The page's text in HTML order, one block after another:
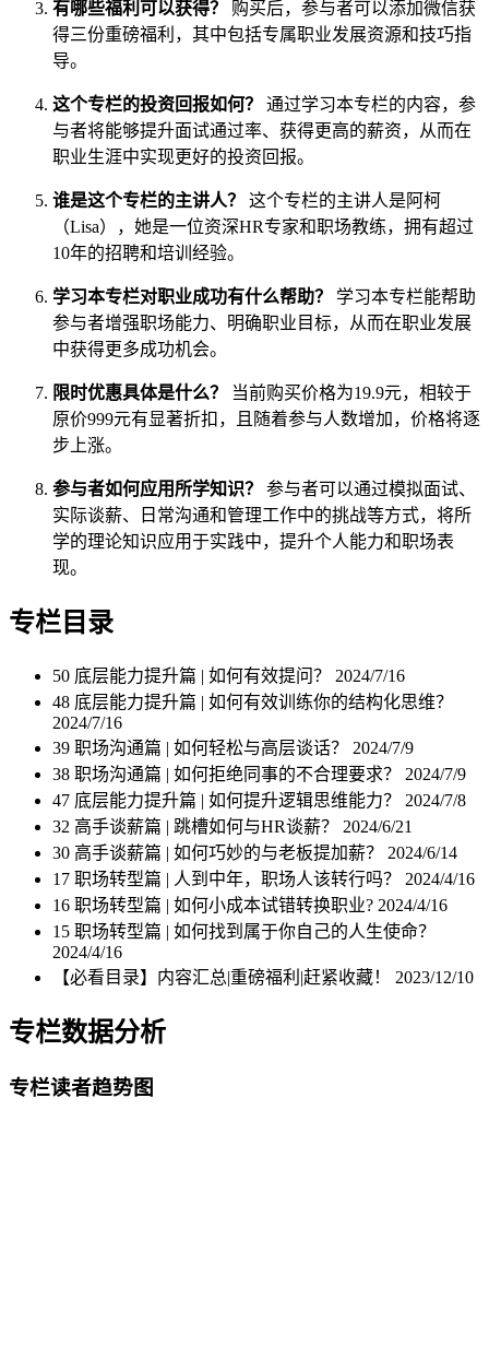
有哪些福利可以获得？
购买后，参与者可以添加微信获
得三份重磅福利，其中包括专属职业发展资源和技巧指
导。
这个专栏的投资回报如何？
通过学习本专栏的内容，参
与者将能够提升面试通过率、获得更高的薪资，从而在
职业生涯中实现更好的投资回报。
谁是这个专栏的主讲人？
这个专栏的主讲人是阿柯
（Lisa），她是一位资深HR专家和职场教练，拥有超过
10年的招聘和培训经验。
学习本专栏对职业成功有什么帮助？
学习本专栏能帮助
参与者增强职场能力、明确职业目标，从而在职业发展
中获得更多成功机会。
限时优惠具体是什么？
当前购买价格为19.9元，相较于
原价999元有显著折扣，且随着参与人数增加，价格将逐
步上涨。
参与者如何应用所学知识？
参与者可以通过模拟面试、
实际谈薪、日常沟通和管理工作中的挑战等方式，将所
学的理论知识应用于实践中，提升个人能力和职场表
现。
专栏目录
50 底层能力提升篇 | 如何有效提问？ 2024/7/16
48 底层能力提升篇 | 如何有效训练你的结构化思维？
2024/7/16
39 职场沟通篇 | 如何轻松与高层谈话？ 2024/7/9
38 职场沟通篇 | 如何拒绝同事的不合理要求？ 2024/7/9
47 底层能力提升篇 | 如何提升逻辑思维能力？ 2024/7/8
32 高手谈薪篇 | 跳槽如何与HR谈薪？ 2024/6/21
30 高手谈薪篇 | 如何巧妙的与老板提加薪？ 2024/6/14
17 职场转型篇 | 人到中年，职场人该转行吗？ 2024/4/16
16 职场转型篇 | 如何小成本试错转换职业? 2024/4/16
15 职场转型篇 | 如何找到属于你自己的人生使命？
2024/4/16
【必看目录】内容汇总|重磅福利|赶紧收藏！ 2023/12/10
专栏数据分析
专栏读者趋势图